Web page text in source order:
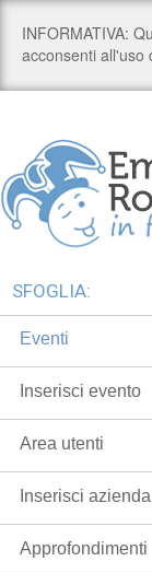
SFOGLIA:
Eventi
Inserisci evento
Area utenti
Inserisci azienda
Approfondimenti